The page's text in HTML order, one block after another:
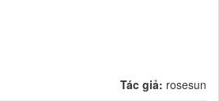
Tác giả: rosesun